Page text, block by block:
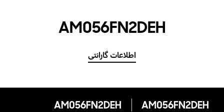
AM056FN2DEH
اطلاعات گارانتی
AM056FN2DEH
AM056FN2DEH